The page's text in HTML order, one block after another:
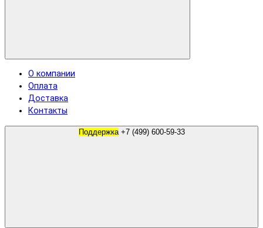
О компании
Оплата
Доставка
Контакты
Поддержка +7 (499) 600-59-33